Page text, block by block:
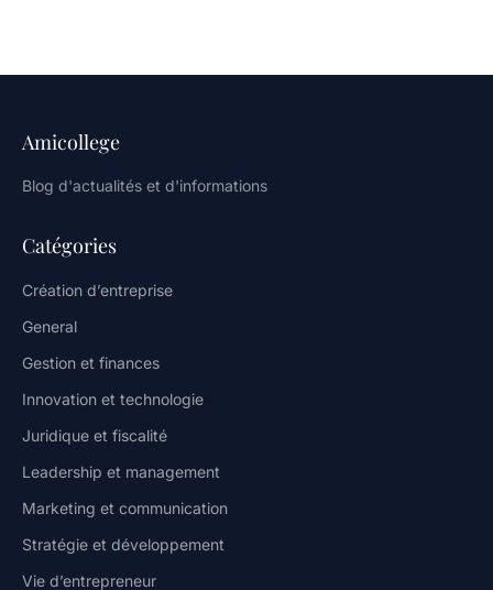
Amicollege
Blog d'actualités et d'informations
Catégories
Création d’entreprise
General
Gestion et finances
Innovation et technologie
Juridique et fiscalité
Leadership et management
Marketing et communication
Stratégie et développement
Vie d’entrepreneur